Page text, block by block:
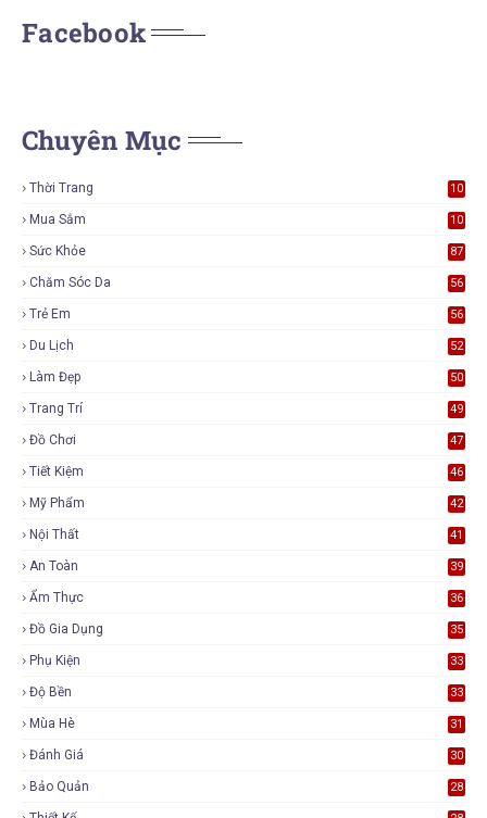
Facebook
Chuyên Mục
Thời Trang
10
Mua Sắm
10
Sức Khỏe 87
Chăm Sóc Da 56
Trẻ Em 56
Du Lịch 52
Làm Đẹp 50
Trang Trí 49
Đồ Chơi 47
Tiết Kiệm 46
Mỹ Phẩm 42
Nội Thất 41
An Toàn 39
Ẩm Thực 36
Đồ Gia Dụng 35
Phụ Kiện 33
Độ Bền 33
Mùa Hè 31
Đánh Giá 30
Bảo Quản 28